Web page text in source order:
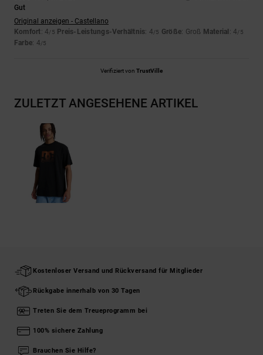
Gut
Original anzeigen - Castellano
Komfort: 4/5 Preis-Leistungs-Verhältnis: 4/5 Größe: Groß Material : 4/5
Farbe: 4/5
Verifiziert von TrustVille
ZULETZT ANGESEHENE ARTIKEL
Kostenloser Versand und Rückversand für Mitglieder
Rückgabe innerhalb von 30 Tagen
Treten Sie dem Treueprogramm bei
100% sichere Zahlung
Brauchen Sie Hilfe?